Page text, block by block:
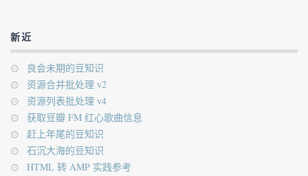
新近
良会未期的豆知识
资源合并批处理 v2
资源列表批处理 v4
获取豆瓣 FM 红心歌曲信息
赶上年尾的豆知识
石沉大海的豆知识
HTML 转 AMP 实践参考